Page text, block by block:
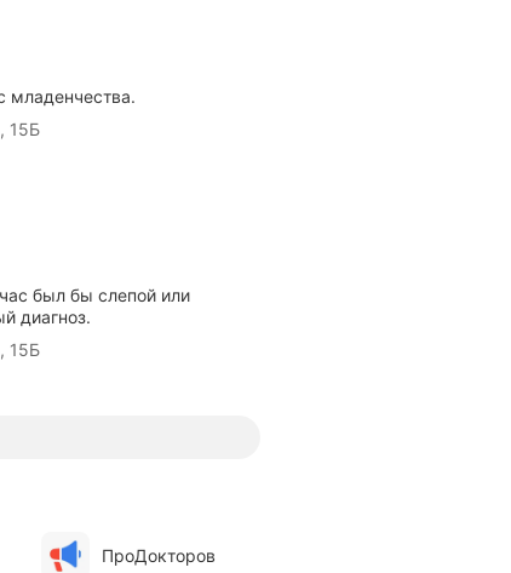
младенчества.
15Б
был бы слепой или
диагноз.
15Б
ПроДокторов